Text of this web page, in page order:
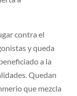
contra el
y queda
a la
Quedan
que mezcla